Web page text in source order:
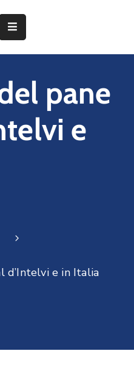
pane
e
d’Intelvi e in Italia